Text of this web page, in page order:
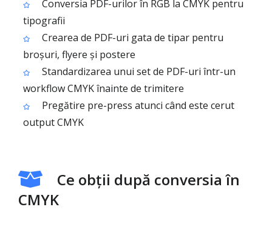
Conversia PDF-urilor în RGB la CMYK pentru
tipografii
Crearea de PDF-uri gata de tipar pentru
broșuri, flyere și postere
Standardizarea unui set de PDF-uri într-un
workflow CMYK înainte de trimitere
Pregătire pre-press atunci când este cerut
output CMYK
Ce obții după conversia în
CMYK